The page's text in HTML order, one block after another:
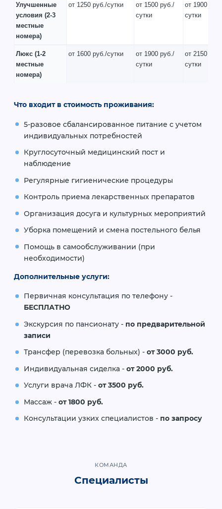
Улучшенные
условия (2-3
местные
номера)
от 1250 руб./сутки
от 1500 руб./
сутки
от 1900
сутки
Люкс (1-2
местные
номера)
от 1600 руб./сутки
от 1900 руб./
сутки
от 2150
сутки
Что входит в стоимость проживания:
5-разовое сбалансированное питание с учетом
индивидуальных потребностей
Круглосуточный медицинский пост и
наблюдение
Регулярные гигиенические процедуры
Контроль приема лекарственных препаратов
Организация досуга и культурных мероприятий
Уборка помещений и смена постельного белья
Помощь в самообслуживании (при
необходимости)
Дополнительные услуги:
Первичная консультация по телефону -
БЕСПЛАТНО
Экскурсия по пансионату - по предварительной
записи
Трансфер (перевозка больных) - от 3000 руб.
Индивидуальная сиделка - от 2000 руб.
Услуги врача ЛФК - от 3500 руб.
Массаж - от 1800 руб.
Консультации узких специалистов - по запросу
КОМАНДА
Специалисты